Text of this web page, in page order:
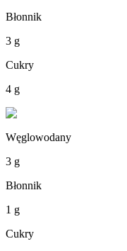
Błonnik
3 g
Cukry
4 g
Węglowodany
3 g
Błonnik
1 g
Cukry